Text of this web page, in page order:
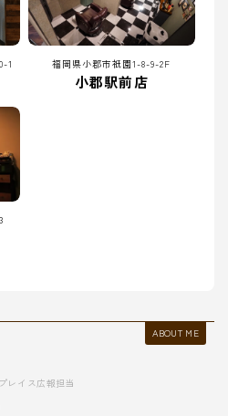
1 福岡県小郡市祇園1-8-9-2F
小郡駅前店
ABOUT ME
レイス広報担当